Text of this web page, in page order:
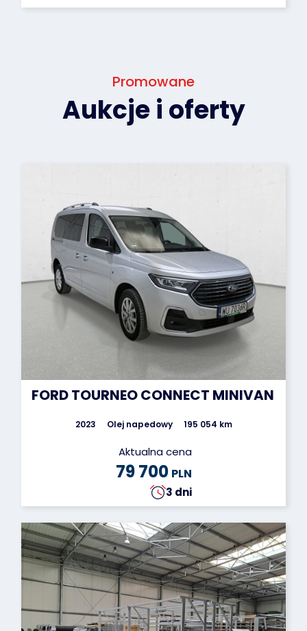
Promowane
Aukcje i oferty
FORD TOURNEO CONNECT MINIVAN
2023 Olej napedowy 195 054 km
Aktualna cena
79 700 PLN
3 dni